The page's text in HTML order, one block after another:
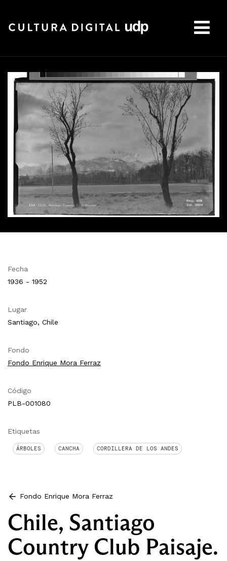
Fecha
1936 - 1952
Lugar
Santiago, Chile
Fondo
Fondo Enrique Mora Ferraz
Código
PLB-001080
Etiquetas
ÁRBOLES CANCHA CORDILLERA DE LOS ANDES
Fondo Enrique Mora Ferraz
Chile, Santiago
Country Club Paisaje.